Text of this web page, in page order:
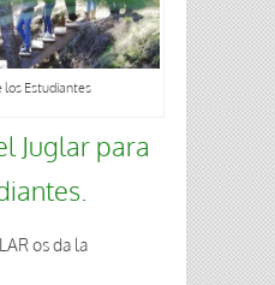
los Estudiantes
Juglar para
os da la